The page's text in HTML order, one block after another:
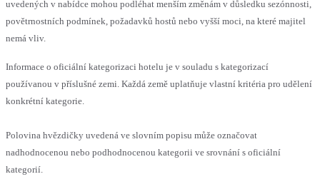
uvedených v nabídce mohou podléhat menším změnám v důsledku sezónnosti,
povětrnostních podmínek, požadavků hostů nebo vyšší moci, na které majitel
nemá vliv.
Informace o oficiální kategorizaci hotelu je v souladu s kategorizací
používanou v příslušné zemi. Každá země uplatňuje vlastní kritéria pro udělení
konkrétní kategorie.
Polovina hvězdičky uvedená ve slovním popisu může označovat
nadhodnocenou nebo podhodnocenou kategorii ve srovnání s oficiální
kategorií.